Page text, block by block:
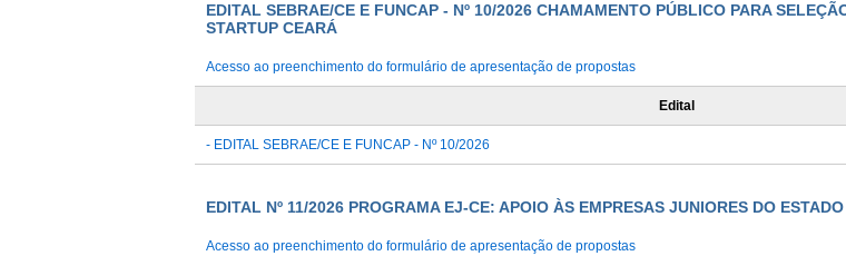
EDITAL SEBRAE/CE E FUNCAP - Nº 10/2026 CHAMAMENTO PÚBLICO PARA
STARTUP CEARÁ
Acesso ao preenchimento do formulário de apresentação de propostas
Edital
- EDITAL SEBRAE/CE E FUNCAP - Nº 10/2026
EDITAL Nº 11/2026 PROGRAMA EJ-CE: APOIO ÀS EMPRESAS JUNIORES DO
Acesso ao preenchimento do formulário de apresentação de propostas